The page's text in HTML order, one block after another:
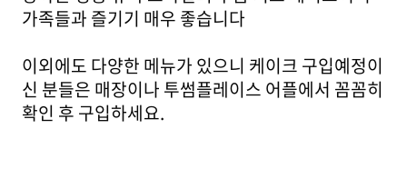
가족들과 즐기기 매우 좋습니다
이외에도 다양한 메뉴가 있으니 케이크 구입예정이
신 분들은 매장이나 투썸플레이스 어플에서 꼼꼼히
확인 후 구입하세요.